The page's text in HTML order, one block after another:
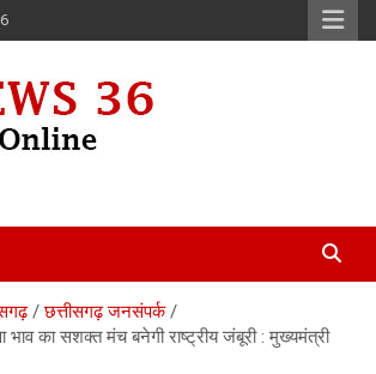
छत्तीसगढ़ जनसंपर्क
का सशक्त मंच बनेगी राष्ट्रीय जंबूरी : मुख्यमंत्री